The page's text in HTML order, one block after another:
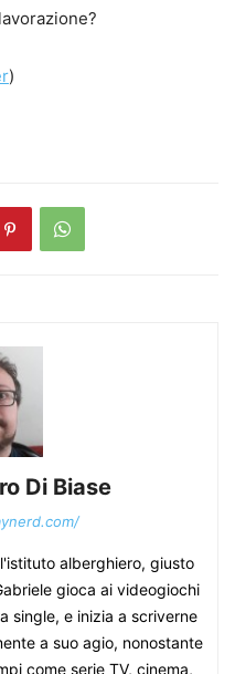
)
Di Biase
alberghiero, giusto
gioca ai videogiochi
single, e inizia a scriverne
a suo agio, nonostante
come serie TV, cinema,